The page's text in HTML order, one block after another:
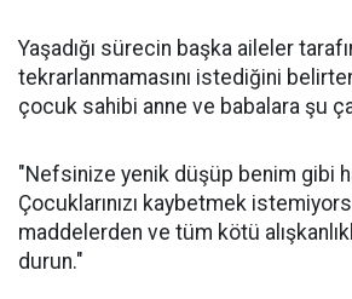
Yaşadığı sürecin başka aileler
tekrarlanmamasını istediğini
çocuk sahibi anne ve babalara şu
"Nefsinize yenik düşüp benim gibi
Çocuklarınızı kaybetmek
maddelerden ve tüm kötü
durun."